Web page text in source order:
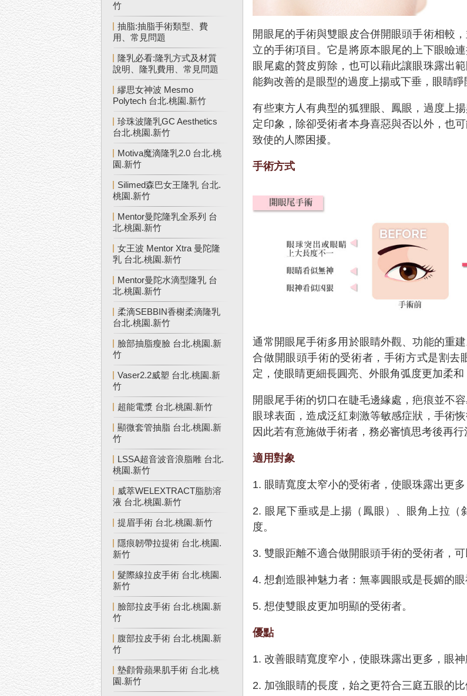
竹
抽脂:抽脂手術類型、費
用、常見問題
隆乳必看:隆乳方式及材質
說明、隆乳費用、常見問題
繆思女神波 Mesmo
Polytech 台北.桃園.新竹
珍珠波隆乳GC Aesthetics
台北.桃園.新竹
Motiva魔滴隆乳2.0 台北.桃
園.新竹
Silimed森巴女王隆乳 台北.
桃園.新竹
Mentor曼陀隆乳全系列 台
北.桃園.新竹
女王波 Mentor Xtra 曼陀隆
乳 台北.桃園.新竹
Mentor曼陀水滴型隆乳 台
北.桃園.新竹
柔滴SEBBIN香榭柔滴隆乳
台北.桃園.新竹
臉部抽脂瘦臉 台北.桃園.新
竹
Vaser2.2威塑 台北.桃園.新
竹
超能電漿 台北.桃園.新竹
顯微套管抽脂 台北.桃園.新
竹
LSSA超音波音浪脂雕 台北.
桃園.新竹
威萃WELEXTRACT脂肪溶
液 台北.桃園.新竹
提眉手術 台北.桃園.新竹
隱痕韌帶拉提術 台北.桃園.
新竹
髮際線拉皮手術 台北.桃園.
新竹
臉部拉皮手術 台北.桃園.新
竹
腹部拉皮手術 台北.桃園.新
竹
墊顴骨蘋果肌手術 台北.桃
園.新竹
開眼尾的手術與雙眼皮合併開眼頭手術相較
立的手術項目。它是將原本眼尾的上下眼瞼
眼尾處的贅皮剪除，也可以藉此讓眼珠露出
能夠改善的是眼型的過度上揚或下垂，眼睛睜
有些東方人有典型的狐狸眼、鳳眼，過度上
定印象，除卻受術者本身喜惡與否以外，也
致使的人際困擾。
手術方式
通常開眼尾手術多用於眼睛外觀、功能的重
合做開眼頭手術的受術者，手術方式是割去
定，使眼睛更細長圓亮、外眼角弧度更加柔和
開眼尾手術的切口在睫毛邊緣處，疤痕並不
眼球表面，造成泛紅刺激等敏感症狀，手術
因此若有意施做手術者，務必審慎思考後再行
適用對象
1. 眼睛寬度太窄小的受術者，使眼珠露出更多
2. 眼尾下垂或是上揚（鳳眼）、眼角上拉
度。
3.雙眼距離不適合做開眼頭手術的受術者，
4.想創造眼神魅力者：無辜圓眼或是長媚的眼
5.想使雙眼皮更加明顯的受術者。
優點
1.改善眼睛寬度窄小，使眼珠露出更多，眼神
2. 加強眼睛的長度，始之更符合三庭五眼的比